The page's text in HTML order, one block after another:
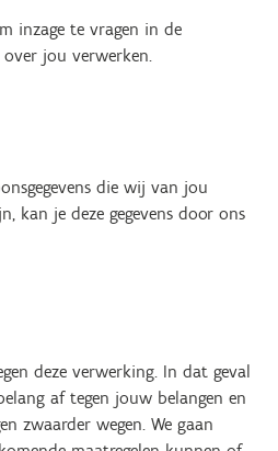
inzage te vragen in de
over jou verwerken.
die wij van jou
kan je deze gegevens door ons
deze verwerking. In dat geval
af tegen jouw belangen en
zwaarder wegen. We gaan